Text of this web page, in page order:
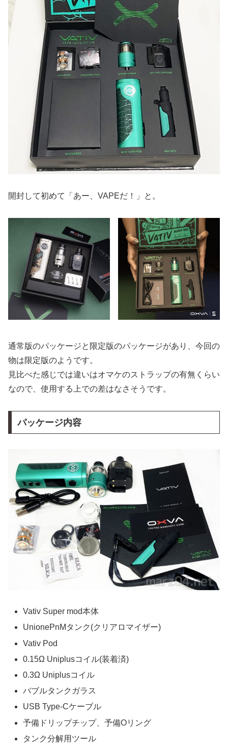
開封して初めて「あー、VAPEだ！」と。
通常版のパッケージと限定版のパッケージがあり、今回の
物は限定版のようです。
見比べた感じでは違いはオマケのストラップの有無くらい
なので、使用する上での差はなさそうです。
パッケージ内容
Vativ Super mod本体
UnionePnMタンク(クリアロマイザー)
Vativ Pod
0.15Ω Uniplusコイル(装着済)
0.3Ω Uniplusコイル
バブルタンクガラス
USB Type-Cケーブル
予備ドリップチップ、予備Oリング
タンク分解用ツール